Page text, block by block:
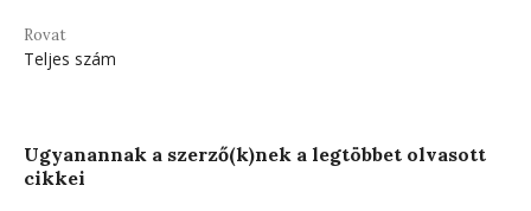
Rovat
Teljes szám
Ugyanannak a szerző(k)nek a legtöbbet olvasott
cikkei